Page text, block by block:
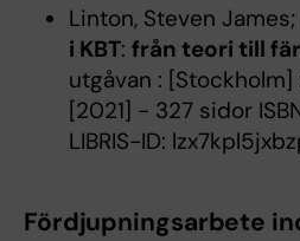
Linton, Steven James;
i KBT: från teori till
utgåvan : [Stockholm]
[2021] - 327 sidor
LIBRIS-ID:
Fördjupningsarbete